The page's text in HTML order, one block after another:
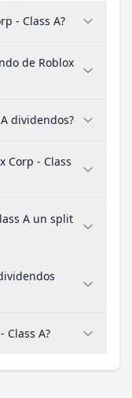
- Class A?
de Roblox
dividendos?
Corp - Class
A un split
Class A?